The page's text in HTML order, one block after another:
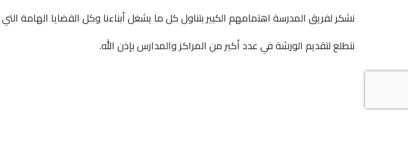
نشكر لفريق المدرسة اهتمامهم الكبير بتناول كل ما يشغل أبناءنا وكل القضايا الهامة
نتطلع لتقديم الورشة في عدد أكبر من المراكز والمدارس بإذن الله.